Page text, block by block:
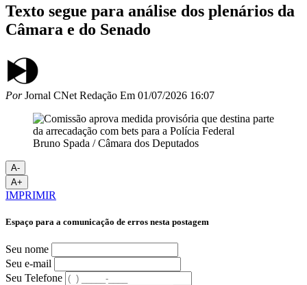
Texto segue para análise dos plenários da
Câmara e do Senado
PorJornal CNet Redação Em 01/07/2026 16:07
Bruno Spada / Câmara dos Deputados
A-
A+
IMPRIMIR
Espaço para a comunicação de erros nesta postagem
Seu nome
Seu e-mail
Seu Telefone